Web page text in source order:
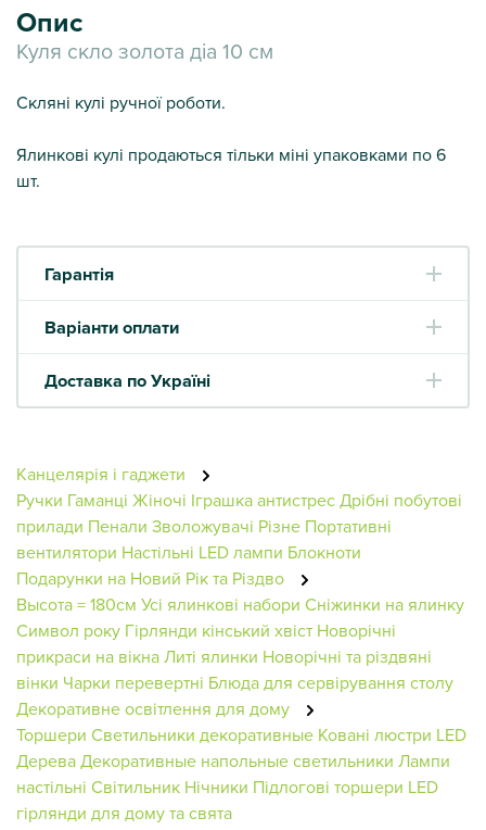
Опис
Куля скло золота діа 10 см
Скляні кулі ручної роботи.
Ялинкові кулі продаються тільки міні упаковками по 6
шт.
Гарантія
Варіанти оплати
Доставка по Україні
Канцелярія і гаджети
Ручки Гаманці Жіночі Іграшка антистресДрібні побутові
прилади Пенали Зволожувачі Різне Портативні
вентилятори Настільні LED лампи Блокноти
Подарунки на Новий Рік та Різдво
Высота = 180см Усі ялинкові набори Сніжинки на ялинку
Символ року Гірлянди кінський хвіст Новорічні
прикраси на вікнаЛиті ялинки Новорічні та різдвяні
вінки Чарки перевертні Блюда для сервірування столу
Декоративне освітлення для дому
Торшери Светильники декоративные Ковані люстри LED
ДереваДекоративные напольные светильники Лампи
настільні Світильник Нічники Підлогові торшери LED
гірлянди для дому та свята